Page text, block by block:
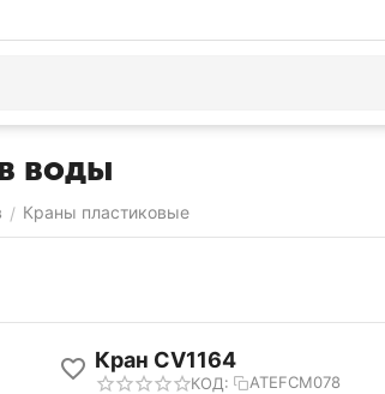
воды
/ Краны пластиковые
Кран CV1164
КОД: ATEFCM078